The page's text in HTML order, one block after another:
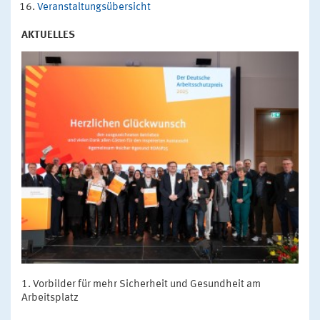
Veranstaltungsübersicht
AKTUELLES
Vorbilder für mehr Sicherheit und Gesundheit am
Arbeitsplatz